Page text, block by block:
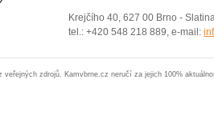
Krejčího 40, 627 00 Brno -
tel.: +420 548 218 889, e-mail:
veřejných zdrojů. Kamvbrne.cz neručí za jejich 100%